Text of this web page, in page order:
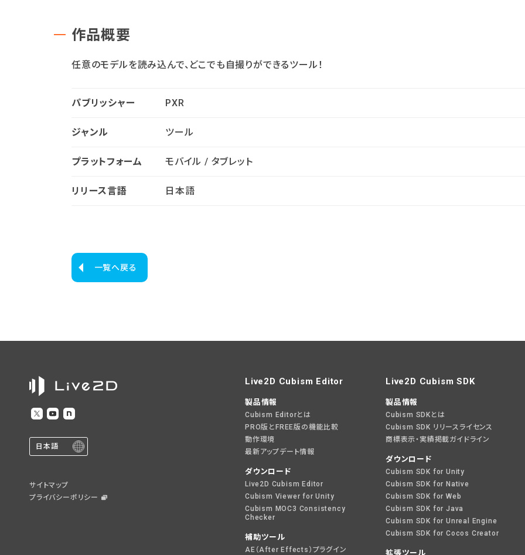
作品概要
任意のモデルを読み込んで、どこでも自撮りができるツール！
パブリッシャー PXR
ジャンル ツール
プラットフォーム モバイル / タブレット
リリース言語 日本語
一覧へ戻る
日本語
サイトマップ
プライバシーポリシー
Live2D Cubism Editor
製品情報
Cubism Editorとは
PRO版とFREE版の機能比較
動作環境
最新アップデート情報
ダウンロード
Live2D Cubism Editor
Cubism Viewer for Unity
Cubism MOC3 Consistency
Checker
補助ツール
AE（After Effects）プラグイン
Live2D Cubism SDK
製品情報
Cubism SDKとは
Cubism SDK リリースライセンス
商標表示・実績掲載ガイドライン
ダウンロード
Cubism SDK for Unity
Cubism SDK for Native
Cubism SDK for Web
Cubism SDK for Java
Cubism SDK for Unreal Engine
Cubism SDK for Cocos Creator
拡張ツール